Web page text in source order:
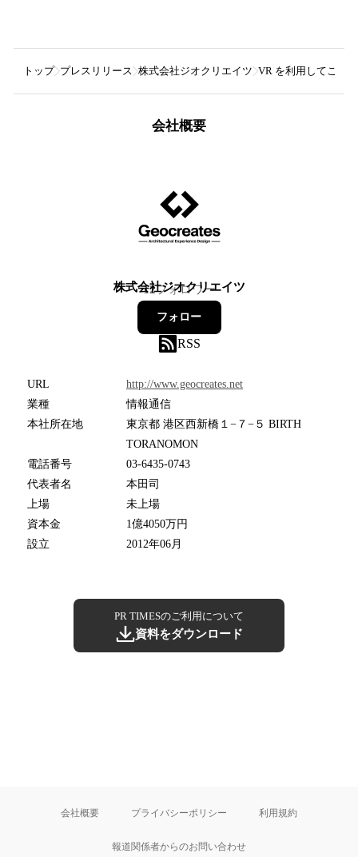
トップ プレスリリース 株式会社ジオクリエイツ VR を利用してこれ
会社概要
株式会社ジオクリエイツ
12フォロワー
フォロー
RSS
URL
http://www.geocreates.net
業種
情報通信
本社所在地
東京都 港区西新橋１−７−５ BIRTH
TORANOMON
電話番号
03-6435-0743
代表者名
本田司
上場
未上場
資本金
1億4050万円
設立
2012年06月
PR TIMESのご利用について
資料をダウンロード
会社概要 プライバシーポリシー 利用規約
報道関係者からのお問い合わせ